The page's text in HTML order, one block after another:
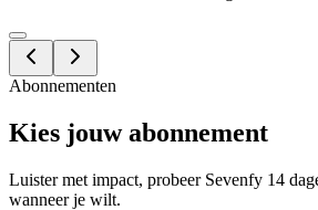
Abonnementen
Kies jouwabonnement
Luister met impact, probeer Sevenfy 14
wanneer je wilt.